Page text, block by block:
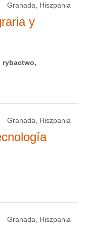
Granada, Hiszpania
y
rybactwo,
Granada, Hiszpania
Granada, Hiszpania